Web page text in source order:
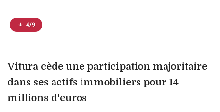
4/9
Vitura cède une participation majoritaire
dans ses actifs immobiliers pour 14
millions d'euros